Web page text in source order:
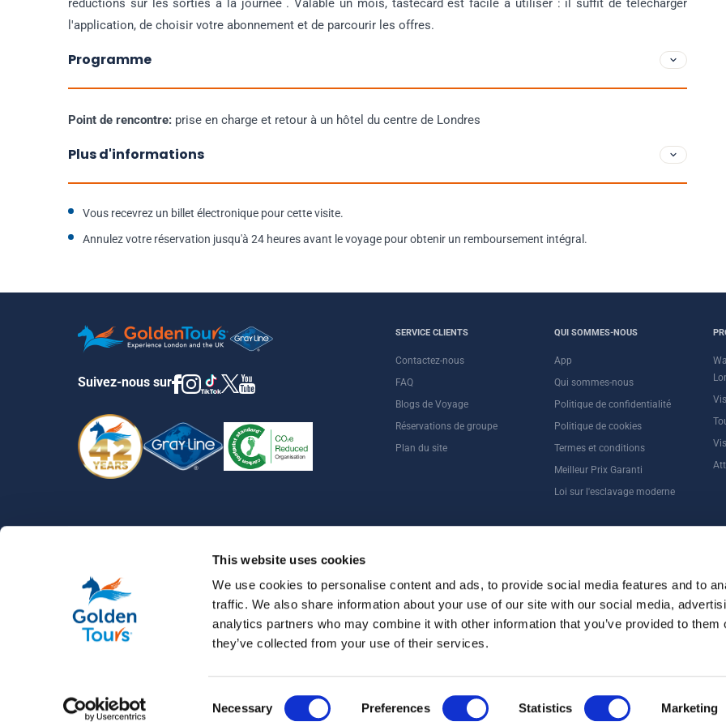
This website uses cookies
We use cookies to personalise content and ads, to provide social media features and to
traffic. We also share information about your use of our site with our social media,
analytics partners who may combine it with other information that you’ve provided to them
they’ve collected from your use of their services.
Selection
Necessary Preferences Statistics Marketing
réductions sur les sorties à la journée . Valable un mois, tastecard est facile à utiliser : il suffit de télécharger
l'application, de choisir votre abonnement et de parcourir les offres.
Programme
Point de rencontre: prise en charge et retour à un hôtel du centre de Londres
Plus d'informations
Vous recevrez un billet électronique pour cette visite.
Annulez votre réservation jusqu'à 24 heures avant le voyage pour obtenir un remboursement intégral.
Suivez-nous sur
SERVICE CLIENTS
Contactez-nous
FAQ
Blogs de Voyage
Réservations de groupe
Plan du site
QUI SOMMES-NOUS
App
Qui sommes-nous
Politique de confidentialité
Politique de cookies
Termes et conditions
Meilleur Prix Garanti
Loi sur l'esclavage moderne